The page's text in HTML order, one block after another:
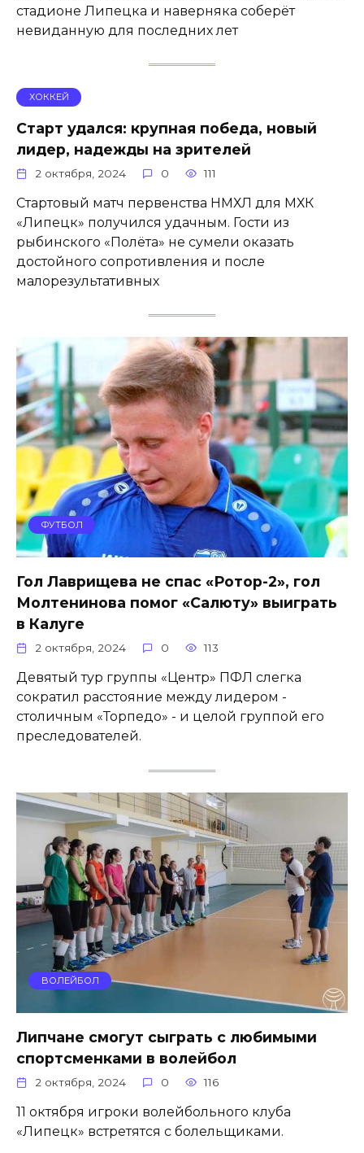
стадионе Липецка и наверняка соберёт
невиданную для последних лет
ХОККЕЙ
Старт удался: крупная победа, новый
лидер, надежды на зрителей
2 октября, 2024 0 111
Стартовый матч первенства НМХЛ для МХК
«Липецк» получился удачным. Гости из
рыбинского «Полёта» не сумели оказать
достойного сопротивления и после
малорезультативных
ФУТБОЛ
Гол Лаврищева не спас «Ротор-2», гол
Молтенинова помог «Салюту» выиграть
в Калуге
2 октября, 2024 0 113
Девятый тур группы «Центр» ПФЛ слегка
сократил расстояние между лидером -
столичным «Торпедо» - и целой группой его
преследователей.
ВОЛЕЙБОЛ
Липчане смогут сыграть с любимыми
спортсменками в волейбол
2 октября, 2024 0 116
11 октября игроки волейбольного клуба
«Липецк» встретятся с болельщиками.